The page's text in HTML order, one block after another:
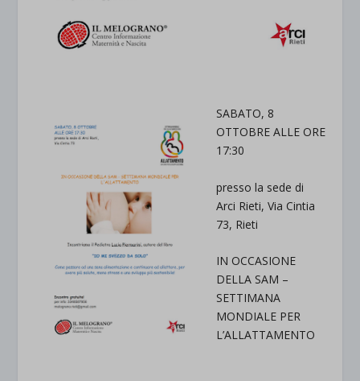
SABATO, 8
OTTOBRE ALLE ORE
17:30
presso la sede di
Arci Rieti, Via Cintia
73, Rieti
IN OCCASIONE
DELLA SAM –
SETTIMANA
MONDIALE PER
L’ALLATTAMENTO